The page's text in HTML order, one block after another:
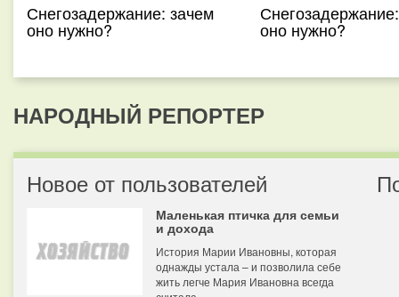
Снегозадержание: зачем
оно нужно? оно нужно?
НАРОДНЫЙ РЕПОРТЕР
Новое от пользователей
Маленькая птичка для семьи
и дохода
История Марии Ивановны, которая
однажды устала – и позволила себе
жить легче Мария Ивановна всегда